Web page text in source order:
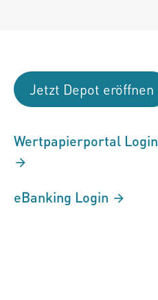
Jetzt Depot eröffnen
Wertpapierportal Login
eBanking Login